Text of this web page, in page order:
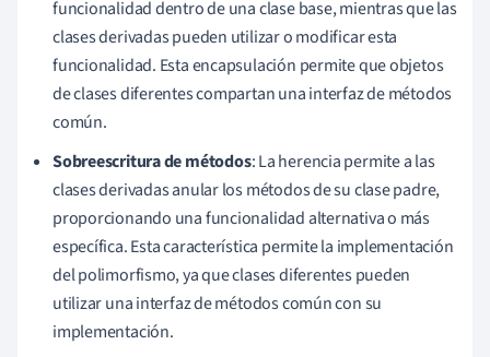
funcionalidad dentro de una clase base, mientras que las
clases derivadas pueden utilizar o modificar esta
funcionalidad. Esta encapsulación permite que objetos
de clases diferentes compartan una interfaz de métodos
común.
Sobreescritura de métodos: La herencia permite a las
clases derivadas anular los métodos de su clase padre,
proporcionando una funcionalidad alternativa o más
específica. Esta característica permite la implementación
del polimorfismo, ya que clases diferentes pueden
utilizar una interfaz de métodos común con su
implementación.